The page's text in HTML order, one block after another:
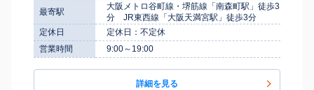
最寄駅
大阪メトロ谷町線・堺筋線「南森町駅」徒歩3
分 JR東西線「大阪天満宮駅」徒歩3分
定休日
定休日：不定休
営業時間
9:00～19:00
詳細を見る